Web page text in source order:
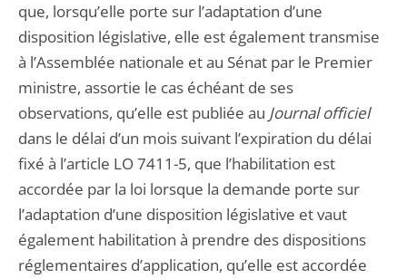
que, lorsqu’elle porte sur l’adaptation d’une
disposition législative, elle est également transmise
à l’Assemblée nationale et au Sénat par le Premier
ministre, assortie le cas échéant de ses
observations, qu’elle est publiée au Journal officiel
dans le délai d’un mois suivant l’expiration du délai
fixé à l’article LO 7411-5, que l’habilitation est
accordée par la loi lorsque la demande porte sur
l’adaptation d’une disposition législative et vaut
également habilitation à prendre des dispositions
réglementaires d’application, qu’elle est accordée